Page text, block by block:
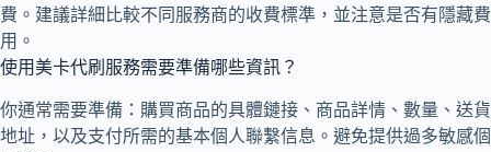
費。建議詳細比較不同服務商的收費標準，並注意是否有隱藏費
用。
使用美卡代刷服務需要準備哪些資訊？
你通常需要準備：購買商品的具體鏈接、商品詳情、數量、送貨
地址，以及支付所需的基本個人聯繫信息。避免提供過多敏感個